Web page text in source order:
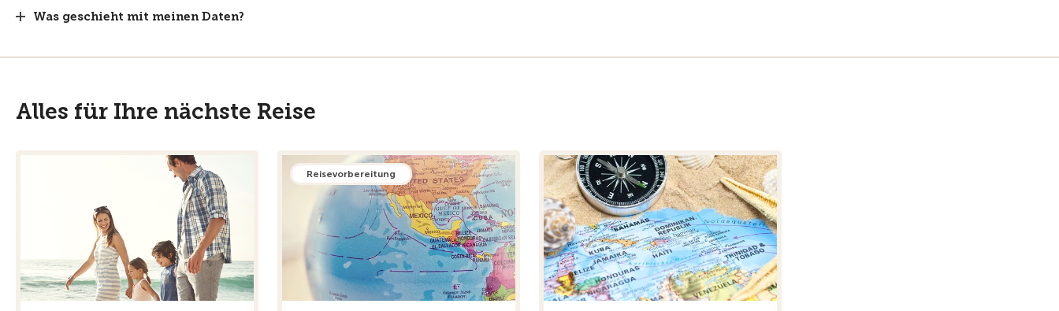
Was geschieht mit meinen Daten?
Alles für Ihre nächste Reise
Reisevorbereitung